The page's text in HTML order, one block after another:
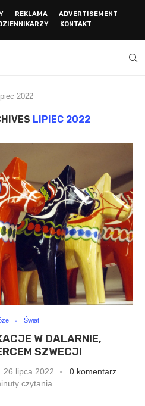
REKLAMA
ADVERTISEMENT
KONTAKT
2022
LIPIEC 2022
Świat
W DALARNIE,
SZWECJI
26 lipca 2022
0 komentarz
czytania